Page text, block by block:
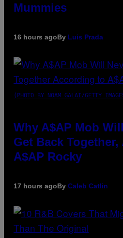
Mummies
16 hours agoBy Luis Prada
(PHOTO BY NOAM GALAI/GETTY
Why A$AP Mob
Get Back
A$AP Rocky
17 hours agoBy Caleb Catlin